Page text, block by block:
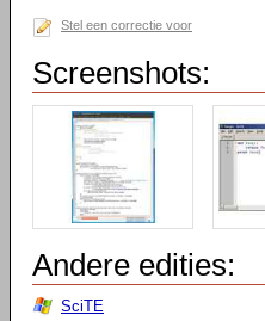
Stel een correctie voor
Screenshots:
Andere edities:
SciTE